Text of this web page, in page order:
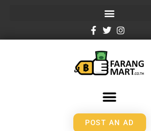
POST AN AD